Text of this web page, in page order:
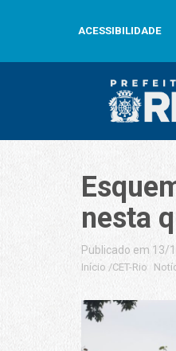
ACESSIBILIDADE
nesta
Publicado em 13/
Início /CET-Rio